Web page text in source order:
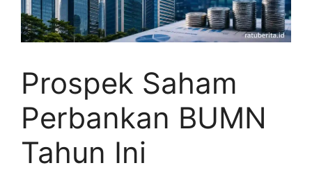
Prospek Saham
Perbankan BUMN
Tahun Ini